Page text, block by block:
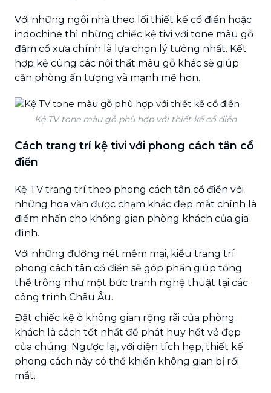
Với những ngôi nhà theo lối thiết kế cổ điển hoặc
indochine thì những chiếc kệ tivi với tone màu gỗ
đậm cổ xưa chính là lựa chọn lý tưởng nhất. Kết
hợp kệ cùng các nội thất màu gỗ khác sẽ giúp
căn phòng ấn tượng và mạnh mẽ hơn.
Kệ TV tone màu gỗ phù hợp với thiết kế cổ điển
Cách trang trí kệ tivi với phong cách tân cổ
điển
Kệ TV trang trí theo phong cách tân cổ điển với
những hoa văn được chạm khắc đẹp mắt chính là
điểm nhấn cho không gian phòng khách của gia
đình.
Với những đường nét mềm mại, kiểu trang trí
phong cách tân cổ điển sẽ góp phần giúp tổng
thể trông như một bức tranh nghệ thuật tại các
công trình Châu Âu.
Đặt chiếc kệ ở không gian rộng rãi của phòng
khách là cách tốt nhất để phát huy hết vẻ đẹp
của chúng. Ngược lại, với diện tích hẹp, thiết kế
phong cách này có thể khiến không gian bị rối
mắt.